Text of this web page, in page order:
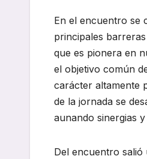
En el encuentro se
principales
que es pionera en
el objetivo común
carácter altamente
de la jornada se
aunando sinergias
Del encuentro salió